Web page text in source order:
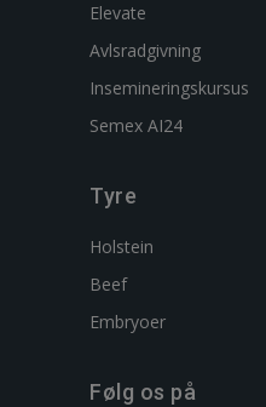
Elevate
Avlsradgivning
Insemineringskursus
Semex AI24
Tyre
Holstein
Beef
Embryoer
Følg os på